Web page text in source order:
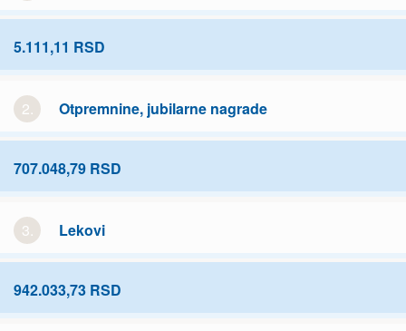
5.111,11 RSD
2. Otpremnine, jubilarne nagrade
707.048,79 RSD
3. Lekovi
942.033,73 RSD